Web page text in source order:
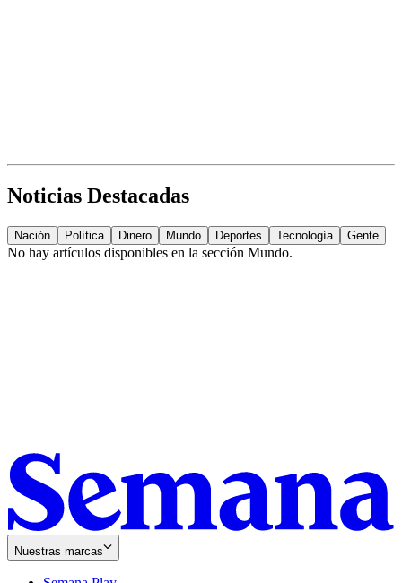
Noticias Destacadas
Nación Política Dinero Mundo Deportes Tecnología Gente
No hay artículos disponibles en la sección Mundo.
Nuestras marcas